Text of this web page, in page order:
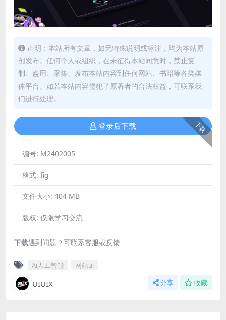
声明：本站所有文章，如无特殊说明或标注，均为本站原
创发布。任何个人或组织，在未征得本站同意时，禁止复
制、盗用、采集、发布本站内容到任何网站、书籍等各类媒
体平台。如若本站内容侵犯了原著者的合法权益，可联系我
们进行处理。
下载
登录后下载
编号: M2402005
格式: fig
文件大小: 404 MB
版权: 仅限学习交流
下载遇到问题？可联系客服或反馈
Ai人工智能 网站ui
UIUIX 分享 收藏